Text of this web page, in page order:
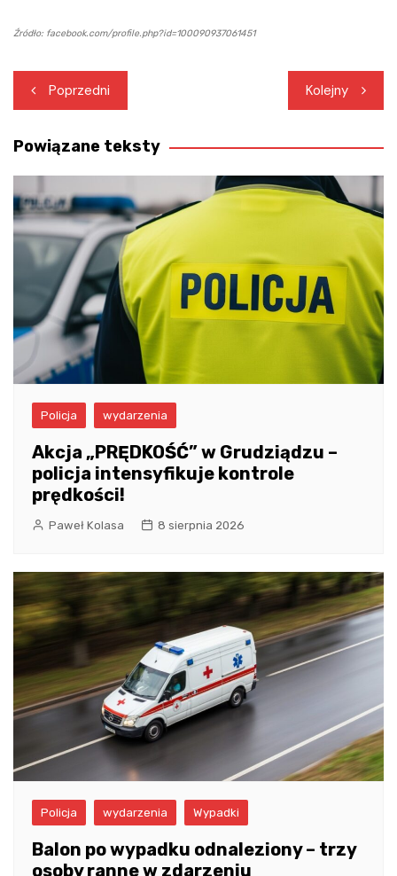
Źródło: facebook.com/profile.php?id=100090937061451
Nawigacja
wpisu
Poprzedni Kolejny
Powiązane teksty
Policja wydarzenia
Akcja „PRĘDKOŚĆ” w Grudziądzu –
policja intensyfikuje kontrole
prędkości!
Paweł Kolasa 8 sierpnia 2026
Policja wydarzenia Wypadki
Balon po wypadku odnaleziony – trzy
osoby ranne w zdarzeniu